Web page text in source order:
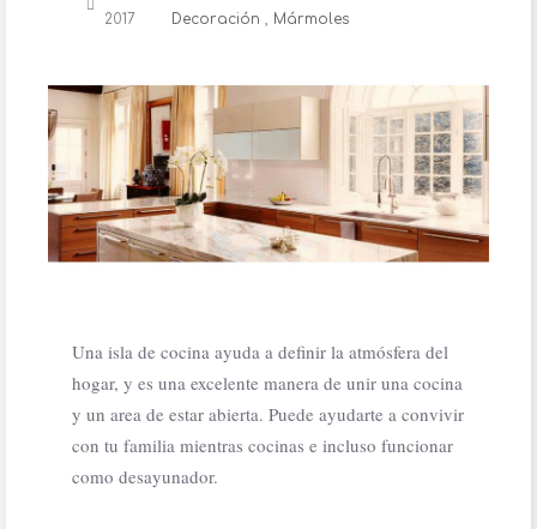
2017
Decoración, Mármoles
Una isla de cocina ayuda a definir la atmósfera del
hogar, y es una excelente manera de unir una cocina
y un area de estar abierta. Puede ayudarte a convivir
con tu familia mientras cocinas e incluso funcionar
como desayunador.